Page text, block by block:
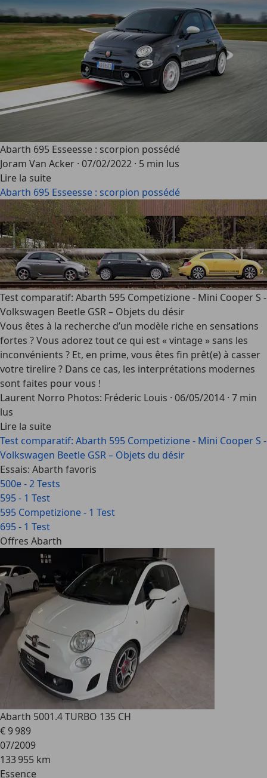
Abarth 695 Esseesse : scorpion possédé
Joram Van Acker · 07/02/2022 · 5 min lus
Lire la suite
Abarth 695 Esseesse : scorpion possédé
Test comparatif: Abarth 595 Competizione - Mini Cooper S -
Volkswagen Beetle GSR – Objets du désir
Vous êtes à la recherche d’un modèle riche en sensations
fortes ? Vous adorez tout ce qui est « vintage » sans les
inconvénients ? Et, en prime, vous êtes fin prêt(e) à casser
votre tirelire ? Dans ce cas, les interprétations modernes
sont faites pour vous !
Laurent Norro Photos: Fréderic Louis · 06/05/2014 · 7 min
lus
Lire la suite
Test comparatif: Abarth 595 Competizione - Mini Cooper S -
Volkswagen Beetle GSR – Objets du désir
Essais: Abarth favoris
500e - 2 Tests
595 - 1 Test
595 Competizione - 1 Test
695 - 1 Test
Offres Abarth
Abarth 5001.4 TURBO 135 CH
€ 9 989
07/2009
133 955 km
Essence